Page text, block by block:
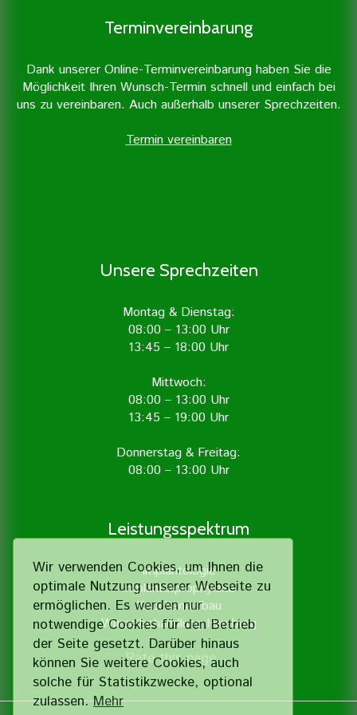
Wir verwenden Cookies, um Ihnen die
optimale Nutzung unserer Webseite zu
ermöglichen. Es werden nur
notwendige Cookies für den Betrieb
der Seite gesetzt. Darüber hinaus
können Sie weitere Cookies, auch
solche für Statistik­zwecke, optional
zulassen.Mehr
Terminvereinbarung
Dank unserer Online-Terminvereinbarung haben Sie die
Möglichkeit Ihren Wunsch-Termin schnell und einfach bei
uns zu vereinbaren. Auch außerhalb unserer Sprechzeiten.
Termin vereinbaren
Unsere Sprechzeiten
Montag & Dienstag:
08:00 – 13:00 Uhr
13:45 – 18:00 Uhr
Mittwoch:
08:00 – 13:00 Uhr
13:45 – 19:00 Uhr
Donnerstag & Freitag:
08:00 – 13:00 Uhr
Leistungsspektrum
Implantologie
Implantatprophylaxe
Knochenaufbau
Wurzelbehandlung Hamburg
Rate this page